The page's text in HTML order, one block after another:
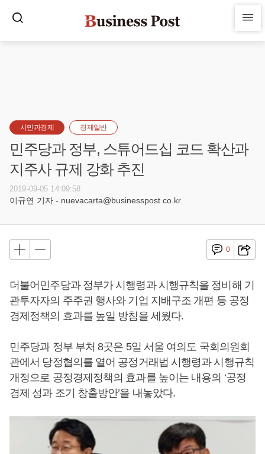
시민과경제 경제일반
민주당과 정부, 스튜어드십 코드 확산과
지주사 규제 강화 추진
2019-09-05 14:09:58
이규연 기자 - nuevacarta@businesspost.co.kr
0
더불어민주당과 정부가 시행령과 시행규칙을 정비해 기
관투자자의 주주권 행사와 기업 지배구조 개편 등 공정
경제정책의 효과를 높일 방침을 세웠다.
민주당과 정부 부처 8곳은 5일 서울 여의도 국회의원회
관에서 당정협의를 열어 공정거래법 시행령과 시행규칙
개정으로 공정경제정책의 효과를 높이는 내용의 ‘공정
경제 성과 조기 창출방안’을 내놓았다.